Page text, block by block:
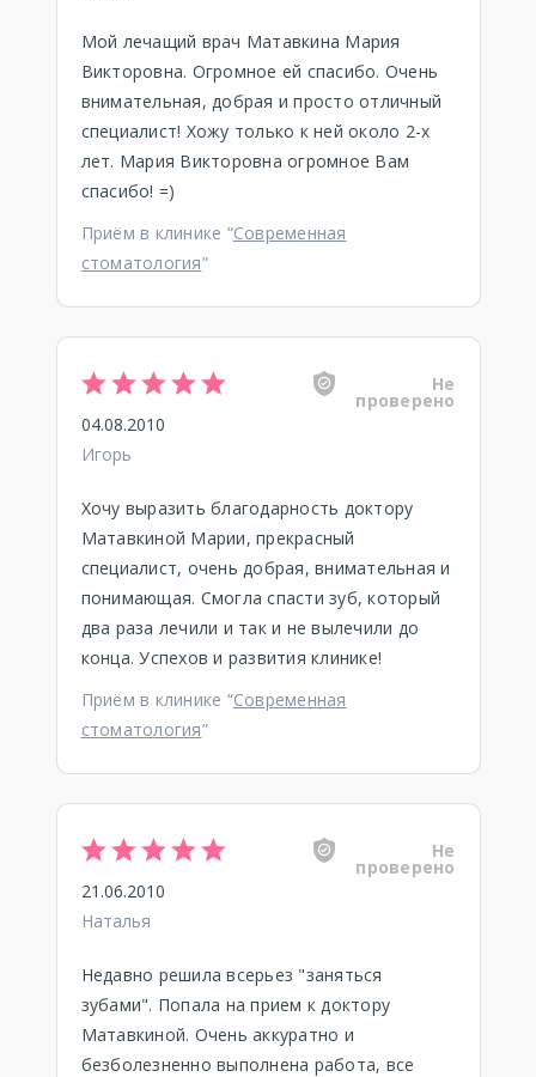
Мой лечащий врач Матавкина Мария
Викторовна. Огромное ей спасибо. Очень
внимательная, добрая и просто отличный
специалист! Хожу только к ней около 2-х
лет. Мария Викторовна огромное Вам
спасибо! =)
Приём в клинике “Современная
стоматология”
Не
проверено
04.08.2010
Игорь
Хочу выразить благодарность доктору
Матавкиной Марии, прекрасный
специалист, очень добрая, внимательная и
понимающая. Смогла спасти зуб, который
два раза лечили и так и не вылечили до
конца. Успехов и развития клинике!
Приём в клинике “Современная
стоматология”
Не
проверено
21.06.2010
Наталья
Недавно решила всерьез "заняться
зубами". Попала на прием к доктору
Матавкиной. Очень аккуратно и
безболезненно выполнена работа, все